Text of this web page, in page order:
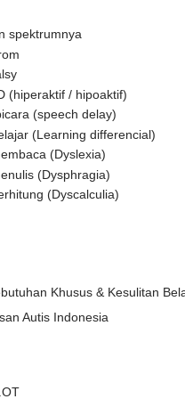
spektrumnya
(hiperaktif / hipoaktif)
(speech delay)
(Learning differencial)
(Dyslexia)
(Dysphragia)
(Dyscalculia)
Khusus & Kesulitan
Autis Indonesia